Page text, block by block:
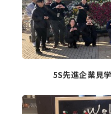
5S先進企業見